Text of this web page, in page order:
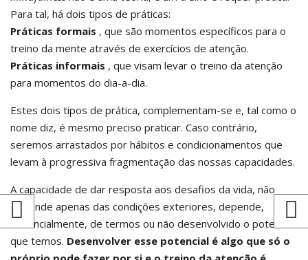
Para tal, há dois tipos de práticas:
Práticas formais , que são momentos específicos para o
treino da mente através de exercícios de atenção.
Práticas informais , que visam levar o treino da atenção
para momentos do dia-a-dia.
Estes dois tipos de prática, complementam-se e, tal como o
nome diz, é mesmo preciso praticar. Caso contrário,
seremos arrastados por hábitos e condicionamentos que
levam à progressiva fragmentação das nossas capacidades.
A capacidade de dar resposta aos desafios da vida, não
depende apenas das condições exteriores, depende,
essencialmente, de termos ou não desenvolvido o potencial
que temos. Desenvolver esse potencial é algo que só o